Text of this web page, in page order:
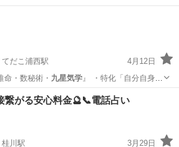
だこ浦西駅
4月12日
・数秘術・ 九星気学』 ・特化「自分自身
こ浦西駅 占い 九星気学
繋がる安心料金🔮📞電話占い
川駅 3月29日